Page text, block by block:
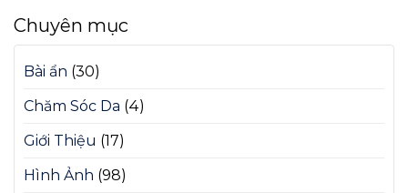
Chuyên mục
Bài ẩn (30)
Chăm Sóc Da (4)
Giới Thiệu (17)
Hình Ảnh (98)